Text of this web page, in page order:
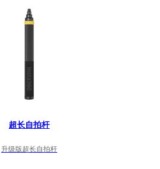
超长自拍杆
升级版超长自拍杆